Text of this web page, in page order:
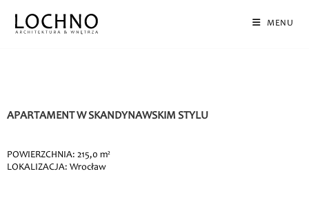
MENU
APARTAMENT W SKANDYNAWSKIM STYLU
POWIERZCHNIA: 215,0 m²
LOKALIZACJA: Wrocław